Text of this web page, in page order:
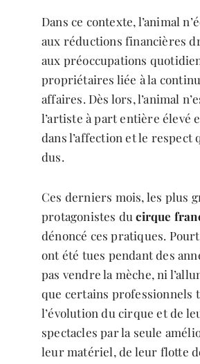
Dans ce contexte, l’animal
aux réductions financières
aux préoccupations
propriétaires liée à la
affaires. Dès lors, l’animal
l’artiste à part entière élevé
dans l’affection et le respect
dus.
Ces derniers mois, les plus
protagonistes ducirque
dénoncé ces pratiques.
ont été tues pendant des
pas vendre la mèche, ni
que certains professionnels
l’évolution du cirque et de
spectacles par la seule
leur matériel, de leur flotte